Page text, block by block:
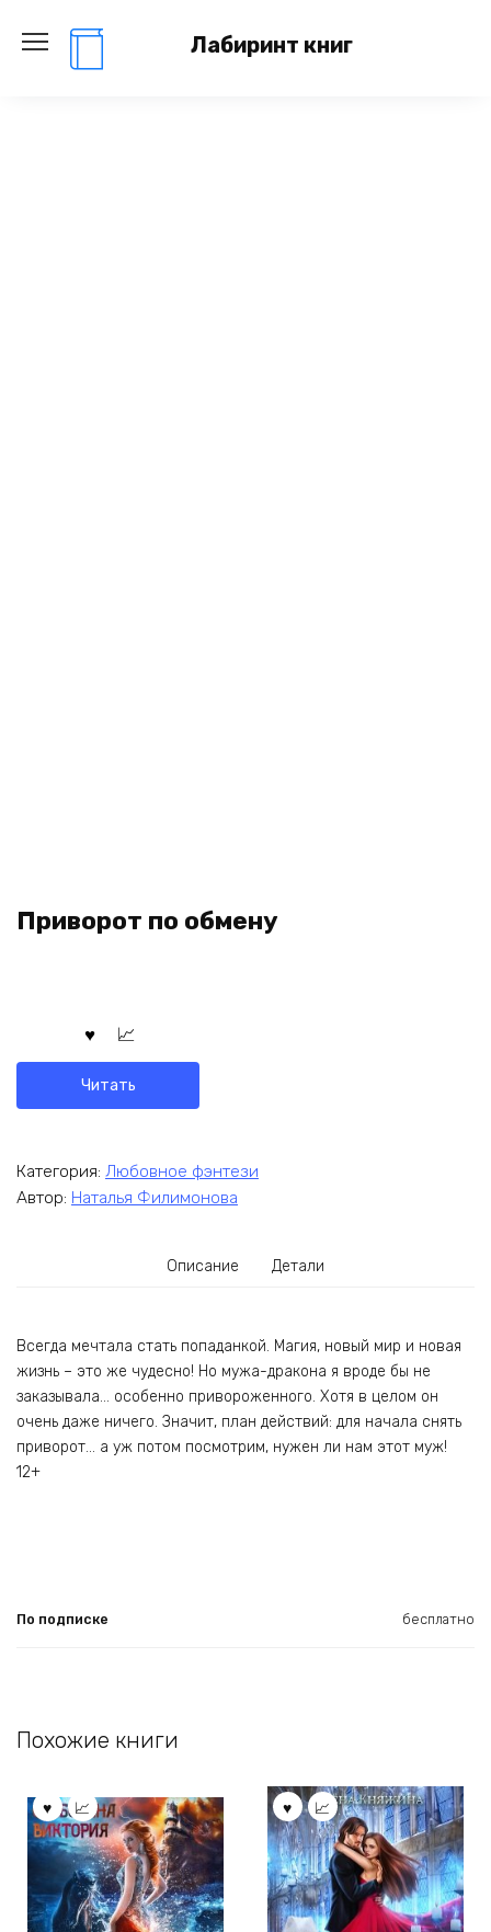
содержанию
Лабиринт книг
Приворот по обмену
Читать
Категория: Любовное фэнтези
Автор: Наталья Филимонова
Описание Детали
Всегда мечтала стать попаданкой. Магия, новый мир и новая
жизнь – это же чудесно! Но мужа-дракона я вроде бы не
заказывала… особенно привороженного. Хотя в целом он
очень даже ничего. Значит, план действий: для начала снять
приворот… а уж потом посмотрим, нужен ли нам этот муж!
12+
По подписке бесплатно
Похожие книги